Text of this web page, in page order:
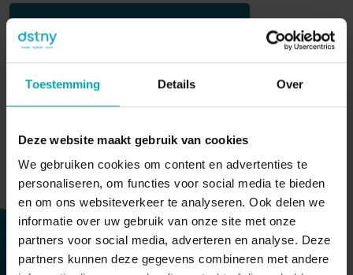
Toestemming Details Over
Deze website maakt gebruik van cookies
We gebruiken cookies om content en advertenties te
personaliseren, om functies voor social media te bieden
en om ons websiteverkeer te analyseren. Ook delen we
informatie over uw gebruik van onze site met onze
partners voor social media, adverteren en analyse. Deze
partners kunnen deze gegevens combineren met andere
Ontdek meer over Teams Connect